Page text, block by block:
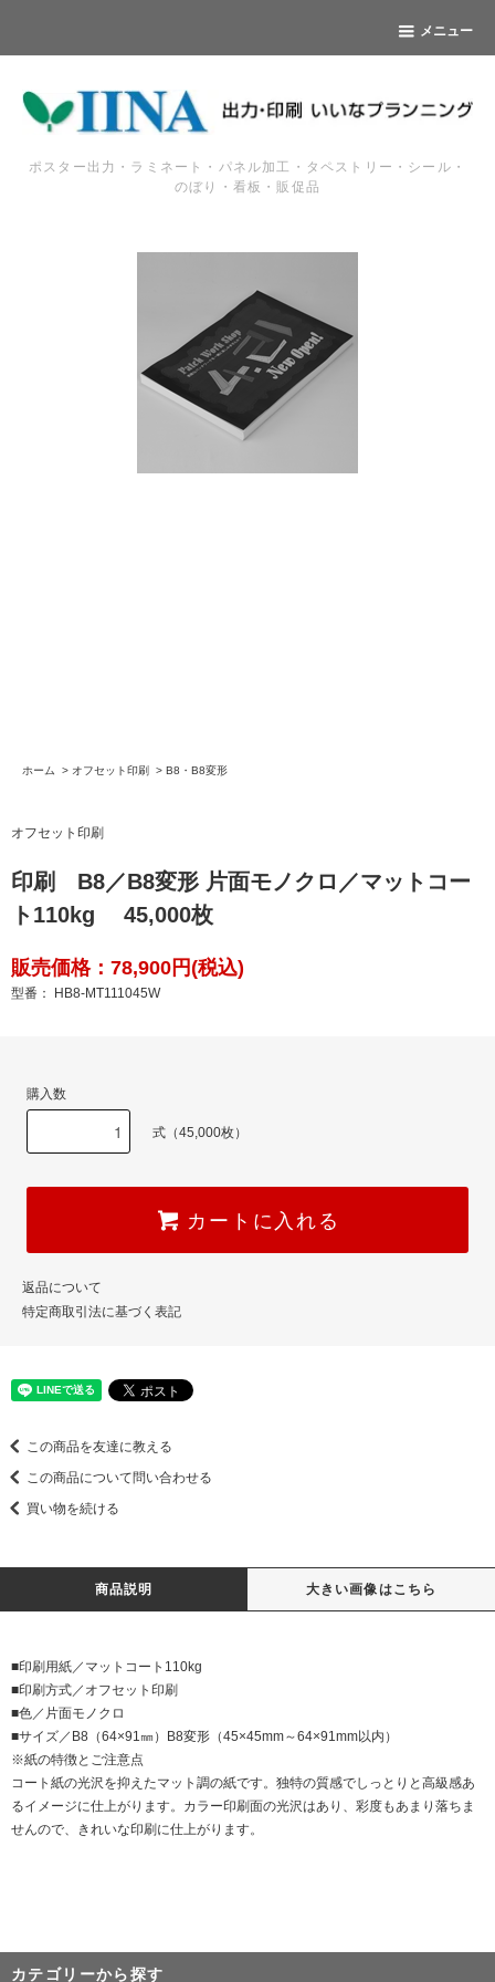
メニュー
ポスター出力・ラミネート・パネル加工・タペストリー・シール・
のぼり・看板・販促品
ホーム > オフセット印刷 > B8・B8変形
オフセット印刷
印刷 B8／B8変形 片面モノクロ／マットコー
ト110kg 45,000枚
販売価格：78,900円(税込)
型番： HB8-MT111045W
購入数
式（45,000枚）
カートに入れる
返品について
特定商取引法に基づく表記
この商品を友達に教える
この商品について問い合わせる
買い物を続ける
商品説明 大きい画像はこちら
■印刷用紙／マットコート110kg
■印刷方式／オフセット印刷
■色／片面モノクロ
■サイズ／B8（64×91㎜）B8変形（45×45mm～64×91mm以内）
※紙の特徴とご注意点
コート紙の光沢を抑えたマット調の紙です。独特の質感でしっとりと高級感あ
るイメージに仕上がります。カラー印刷面の光沢はあり、彩度もあまり落ちま
せんので、きれいな印刷に仕上がります。
カテゴリーから探す